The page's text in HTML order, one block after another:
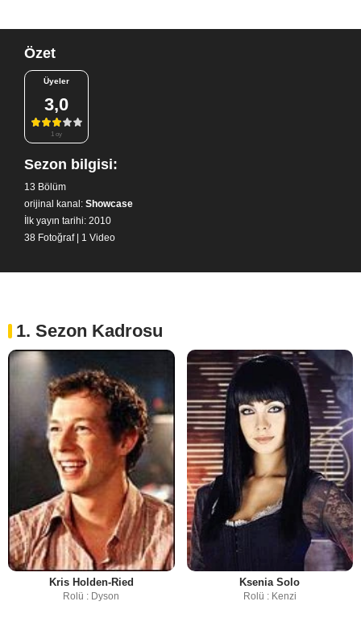
Özet
Üyeler
3,0
1 oy
Sezon bilgisi:
13 Bölüm
orijinal kanal: Showcase
İlk yayın tarihi: 2010
38 Fotoğraf| 1 Video
1. Sezon Kadrosu
Kris Holden-Ried
Rolü : Dyson
Ksenia Solo
Rolü : Kenzi